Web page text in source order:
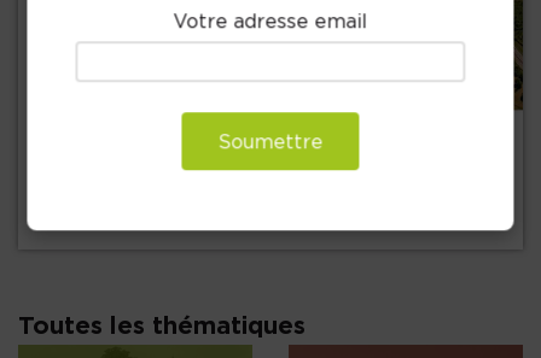
Précédent
Toutes les thématiques
Votre adresse email
Soumettre